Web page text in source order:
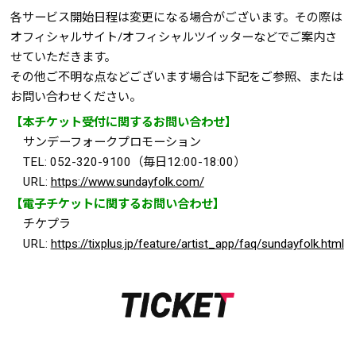
各サービス開始日程は変更になる場合がございます。その際は
オフィシャルサイト/オフィシャルツイッターなどでご案内さ
せていただきます。
その他ご不明な点などございます場合は下記をご参照、または
お問い合わせください。
【本チケット受付に関するお問い合わせ】
サンデーフォークプロモーション
TEL: 052-320-9100（毎日12:00-18:00）
URL: https://www.sundayfolk.com/
【電子チケットに関するお問い合わせ】
チケプラ
URL: https://tixplus.jp/feature/artist_app/faq/sundayfolk.html